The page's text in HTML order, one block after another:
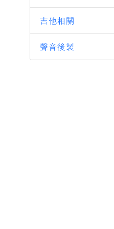
吉他相關
聲音後製